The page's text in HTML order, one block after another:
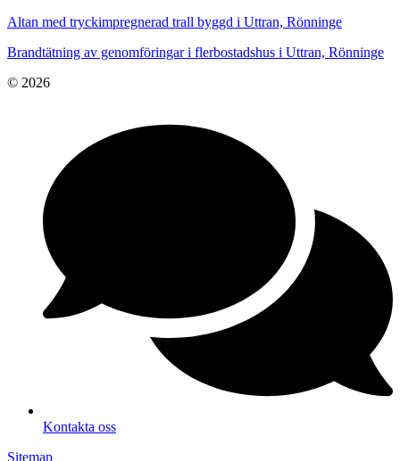
Altan med tryckimpregnerad trall byggd i Uttran, Rönninge
Brandtätning av genomföringar i flerbostadshus i Uttran, Rönninge
© 2026
Kontakta oss
Sitemap